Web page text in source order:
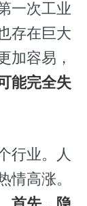
一次工业
存在巨大
加容易，
能完全失
行业。人
情高涨。